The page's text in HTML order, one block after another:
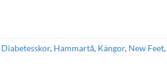
Diabetesskor, Hammartå, Kängor, New Feet,